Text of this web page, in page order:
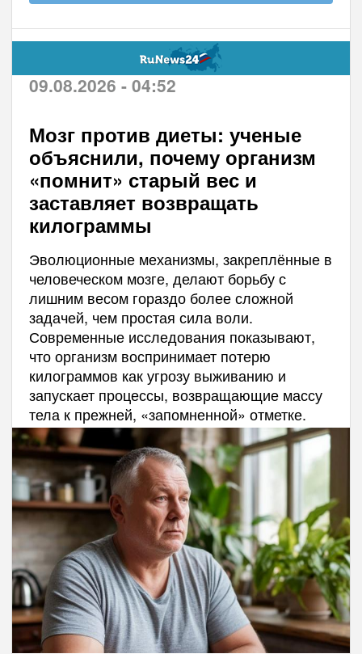
09.08.2026 - 04:52
Мозг против диеты: ученые
объяснили, почему организм
«помнит» старый вес и
заставляет возвращать
килограммы
Эволюционные механизмы, закреплённые в
человеческом мозге, делают борьбу с
лишним весом гораздо более сложной
задачей, чем простая сила воли.
Современные исследования показывают,
что организм воспринимает потерю
килограммов как угрозу выживанию и
запускает процессы, возвращающие массу
тела к прежней, «запомненной» отметке.